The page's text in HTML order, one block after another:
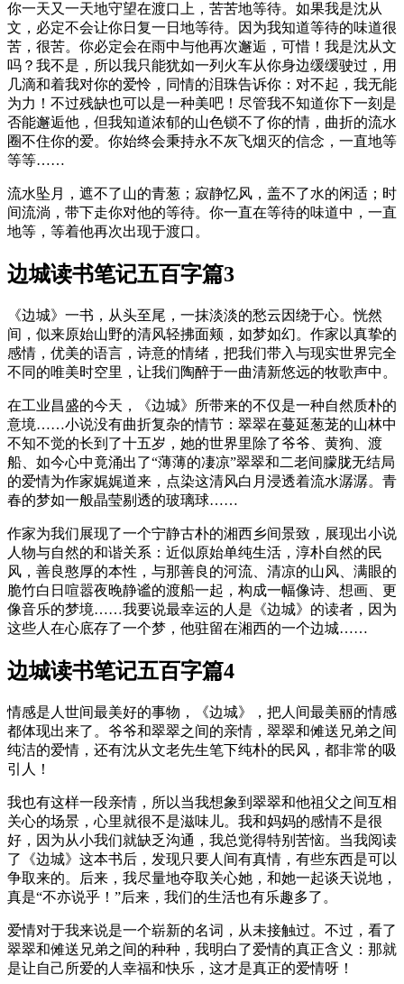
你一天又一天地守望在渡口上，苦苦地等待。如果我是沈从
文，必定不会让你日复一日地等待。因为我知道等待的味道很
苦，很苦。你必定会在雨中与他再次邂逅，可惜！我是沈从文
吗？我不是，所以我只能犹如一列火车从你身边缓缓驶过，用
几滴和着我对你的爱怜，同情的泪珠告诉你：对不起，我无能
为力！不过残缺也可以是一种美吧！尽管我不知道你下一刻是
否能邂逅他，但我知道浓郁的山色锁不了你的情，曲折的流水
圈不住你的爱。你始终会秉持永不灰飞烟灭的信念，一直地等
等等……
流水坠月，遮不了山的青葱；寂静忆风，盖不了水的闲适；时
间流淌，带下走你对他的等待。你一直在等待的味道中，一直
地等，等着他再次出现于渡口。
边城读书笔记五百字篇3
《边城》一书，从头至尾，一抹淡淡的愁云因绕于心。恍然
间，似来原始山野的清风轻拂面颊，如梦如幻。作家以真挚的
感情，优美的语言，诗意的情绪，把我们带入与现实世界完全
不同的唯美时空里，让我们陶醉于一曲清新悠远的牧歌声中。
在工业昌盛的今天，《边城》所带来的不仅是一种自然质朴的
意境……小说没有曲折复杂的情节：翠翠在蔓延葱茏的山林中
不知不觉的长到了十五岁，她的世界里除了爷爷、黄狗、渡
船、如今心中竟涌出了“薄薄的凄凉”翠翠和二老间朦胧无结局
的爱情为作家娓娓道来，点染这清风白月浸透着流水潺潺。青
春的梦如一般晶莹剔透的玻璃球……
作家为我们展现了一个宁静古朴的湘西乡间景致，展现出小说
人物与自然的和谐关系：近似原始单纯生活，淳朴自然的民
风，善良憨厚的本性，与那善良的河流、清凉的山风、满眼的
脆竹白日喧嚣夜晚静谧的渡船一起，构成一幅像诗、想画、更
像音乐的梦境……我要说最幸运的人是《边城》的读者，因为
这些人在心底存了一个梦，他驻留在湘西的一个边城……
边城读书笔记五百字篇4
情感是人世间最美好的事物，《边城》，把人间最美丽的情感
都体现出来了。爷爷和翠翠之间的亲情，翠翠和傩送兄弟之间
纯洁的爱情，还有沈从文老先生笔下纯朴的民风，都非常的吸
引人！
我也有这样一段亲情，所以当我想象到翠翠和他祖父之间互相
关心的场景，心里就很不是滋味儿。我和妈妈的感情不是很
好，因为从小我们就缺乏沟通，我总觉得特别苦恼。当我阅读
了《边城》这本书后，发现只要人间有真情，有些东西是可以
争取来的。后来，我尽量地夺取关心她，和她一起谈天说地，
真是“不亦说乎！”后来，我们的生活也有乐趣多了。
爱情对于我来说是一个崭新的名词，从未接触过。不过，看了
翠翠和傩送兄弟之间的种种，我明白了爱情的真正含义：那就
是让自己所爱的人幸福和快乐，这才是真正的爱情呀！